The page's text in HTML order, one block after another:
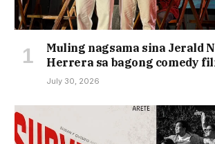
Muling nagsama sina Jerald
Herrera sa bagong comedy
July 30, 2026